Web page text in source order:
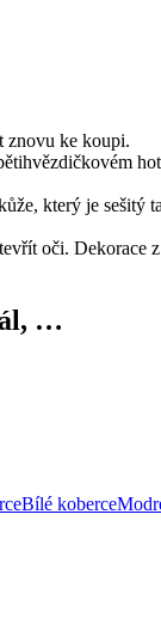
znovu ke koupi.
který je sešitý
oči.
…
Bílé koberce